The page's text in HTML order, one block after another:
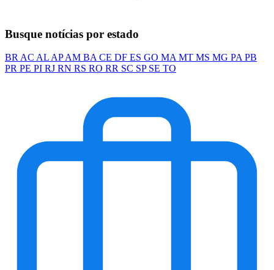
Busque notícias por estado
BR AC AL APAM BA CE DF ES GO MA MT MS MG PA PB
PR PE PI RJ RN RS RO RR SC SP SE TO